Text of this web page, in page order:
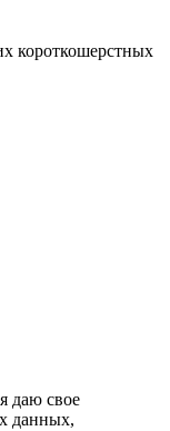
короткошерстных
даю свое
данных,